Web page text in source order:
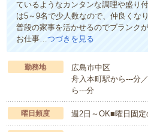
ているようなカンタンな調理や盛り
は5～9名で少人数なので、仲良くな
普段の家事を活かせるのでブランク
お仕事… つづきを見る
勤務地
広島市中区
舟入本町駅から---分
ら---分
曜日頻度 週2日～OK■曜日固